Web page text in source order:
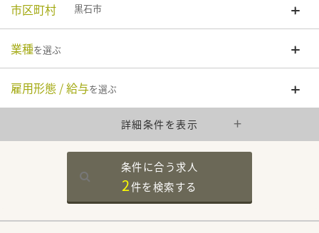
市区町村 黒石市
業種を選ぶ
雇用形態 / 給与を選ぶ
詳細条件を表示
条件に合う求人
2件を検索する